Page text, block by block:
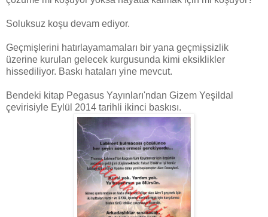
Soluksuz koşu devam ediyor.
Geçmişlerini hatırlayamamaları bir yana geçmişsizlik
üzerine kurulan gelecek kurgusunda kimi eksiklikler
hissediliyor. Baskı hataları yine mevcut.
Bendeki kitap Pegasus Yayınları'ndan Gizem Yeşildal
çevirisiyle Eylül 2014 tarihli ikinci baskısı.